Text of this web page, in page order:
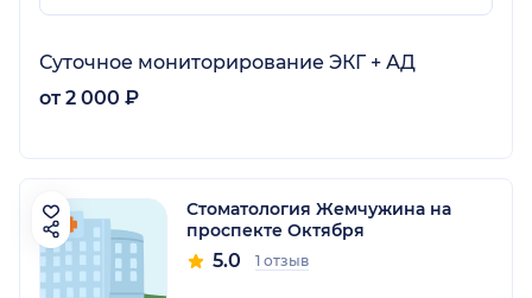
Суточное мониторирование ЭКГ + АД
от 2 000 ₽
Стоматология Жемчужина на
проспекте Октября
5.0 1 отзыв